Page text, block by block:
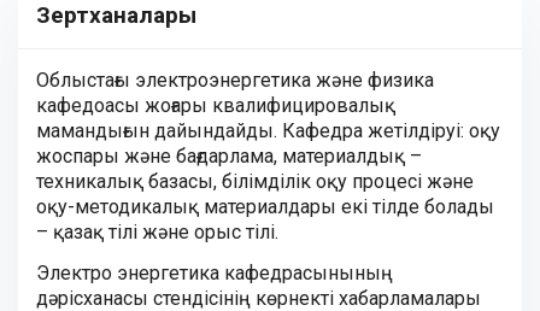
Зертханалары
Облыстағы электроэнергетика және физика
кафедоасы жоғары квалифицировалық
мамандығын дайындайды. Кафедра жетілдіруі: оқу
жоспары және бағдарлама, материалдық –
техникалық базасы, білімділік оқу процесі және
оқу-методикалық материалдары екі тілде болады
– қазақ тілі және орыс тілі.
Электро энергетика кафедрасынының
дәрісханасы стендісінің көрнекті хабарламалары